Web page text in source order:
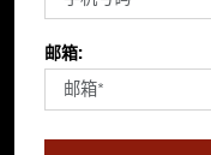
邮箱: